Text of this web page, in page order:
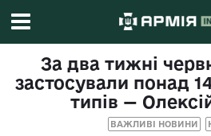
За два тижні
застосували понад
типів —
ВАЖЛИВІ НОВИНИ